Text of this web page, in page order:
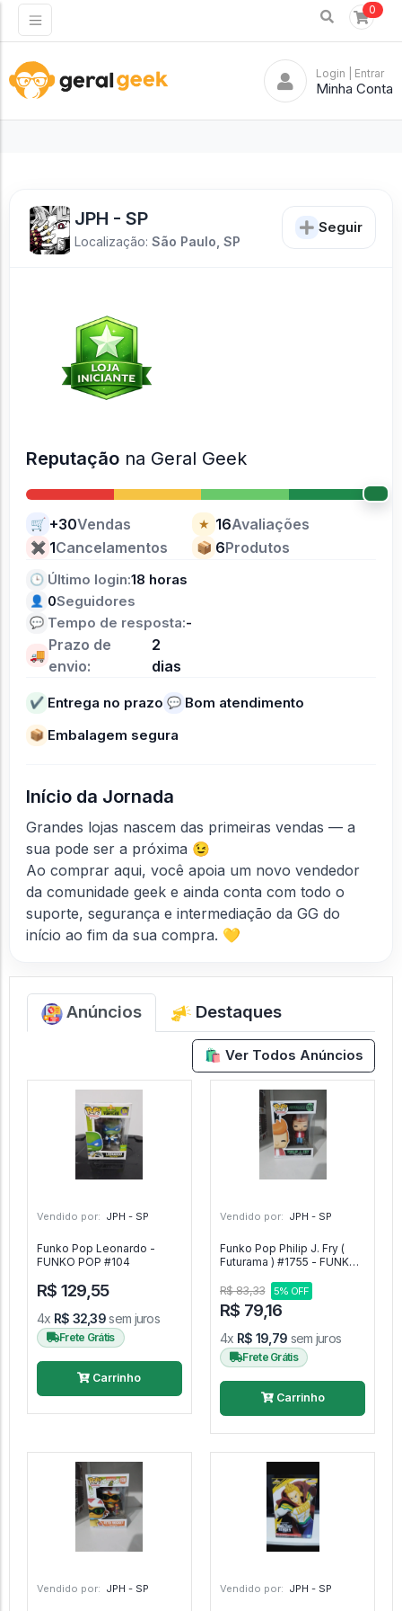
0
Login | Entrar
Minha Conta
JPH - SP
Localização: São Paulo, SP
Seguir
Reputação na Geral Geek
🛒 +30Vendas ★ 16Avaliações
✖ 1Cancelamentos 📦 6Produtos
🕒 Último login:18 horas
👤 0Seguidores
💬 Tempo de resposta:-
🚚
Prazo de
envio:
2
dias
✔ Entrega no prazo 💬 Bom atendimento
📦 Embalagem segura
Início da Jornada
Grandes lojas nascem das primeiras vendas — a
sua pode ser a próxima 😉
Ao comprar aqui, você apoia um novo vendedor
da comunidade geek e ainda conta com todo o
suporte, segurança e intermediação da GG do
início ao fim da sua compra. 💛
Anúncios Destaques
🛍️ Ver Todos Anúncios
Vendido por: JPH - SP
Funko Pop Leonardo -
FUNKO POP #104
R$ 129,55
4x R$ 32,39sem juros
Frete Grátis
Carrinho
Vendido por: JPH - SP
Funko Pop Philip J. Fry (
Futurama ) #1755 - FUNKO
R$ 83,33
5% OFF
R$ 79,16
4x R$ 19,79 sem juros
Frete Grátis
Carrinho
Vendido por: JPH - SP Vendido por: JPH - SP